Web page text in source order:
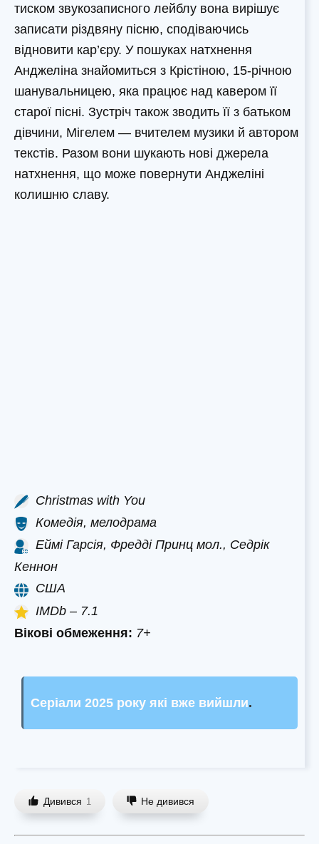
тиском звукозаписного лейблу вона вирішує
записати різдвяну пісню, сподіваючись
відновити кар’єру. У пошуках натхнення
Анджеліна знайомиться з Крістіною, 15-річною
шанувальницею, яка працює над кавером її
старої пісні. Зустріч також зводить її з батьком
дівчини, Мігелем — вчителем музики й автором
текстів. Разом вони шукають нові джерела
натхнення, що може повернути Анджеліні
колишню славу.
Christmas with You
Комедія, мелодрама
Еймі Гарсія, Фредді Принц мол., Седрік
Кеннон
США
IMDb – 7.1
Вікові обмеження: 7+
Серіали 2025 року які вже вийшли.
Дивився 1 Не дивився